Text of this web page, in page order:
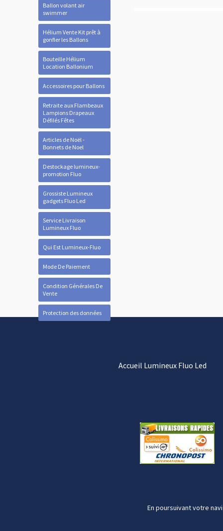
Ballon volant air
swimmer
Hélium Vente Kit prêt à
gonfler les Ballons
Bouteille Hélium
Location Ballonium
Accessoires pour Ballons
Retraite aux Flambeaux
Lampions Drapeaux
Défilés Fêtes
Articles de Noël -
Bonnets de Noel
Destockage lumineux-
promotion Fluo
Grossiste Lumineux
gadgets Fluo Led
Service Livraison
Lumineux Fluo
Qui Est Lumineux-Fluo
Mode De Paiement
Condition Générales De
Vente
Protection des données
Accueil Lumineux Fluo Led
En poursuivant votre